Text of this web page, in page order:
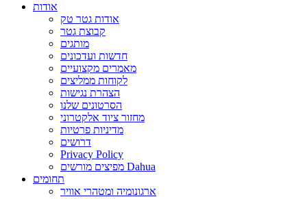
אודות
אודות גטר טק
קבוצת גטר
מותגים
חדשות ועדכונים
מאמרים מקצועיים
לקוחות ממליצים
הצהרת נגישות
הסרטונים שלנו
מחזור ציוד אלקטרוני
מדיניות פרטיות
דרושים
Privacy Policy
מפיצים מורשים Dahua
תחומים
ארגונומיה ומטהרי אוויר